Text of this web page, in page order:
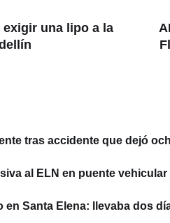
una lipo a la
tras accidente que dejó
al ELN en puente
en Santa Elena: llevaba dos